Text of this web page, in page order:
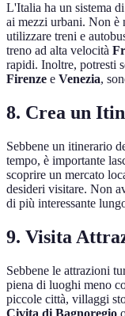
L'Italia ha un sistema
ai mezzi urbani. Non è
utilizzare treni e
treno ad alta velocità
rapidi. Inoltre, potresti
Firenze e Venezia,
8. Crea un
Sebbene un itinerario
tempo, è importante
scoprire un mercato
desideri visitare. Non
di più interessante
9. Visita
Sebbene le attrazioni
piena di luoghi meno
piccole città, villaggi
Civita di Bagnoregio